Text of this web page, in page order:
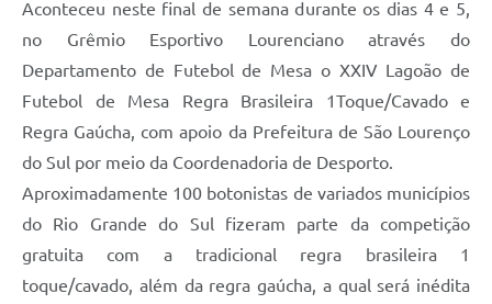
Aconteceu neste final de semana durante os dias 4 e 5,
no Grêmio Esportivo Lourenciano através do
Departamento de Futebol de Mesa o XXIV Lagoão de
Futebol de Mesa Regra Brasileira 1Toque/Cavado e
Regra Gaúcha, com apoio da Prefeitura de São Lourenço
do Sul por meio da Coordenadoria de Desporto.
Aproximadamente 100 botonistas de variados municípios
do Rio Grande do Sul fizeram parte da competição
gratuita com a tradicional regra brasileira 1
toque/cavado, além da regra gaúcha, a qual será inédita